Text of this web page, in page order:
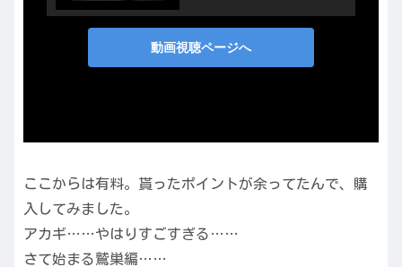
ここからは有料。貰ったポイントが余ってたんで、購
入してみました。
アカギ……やはりすごすぎる……
さて始まる鷲巣編……